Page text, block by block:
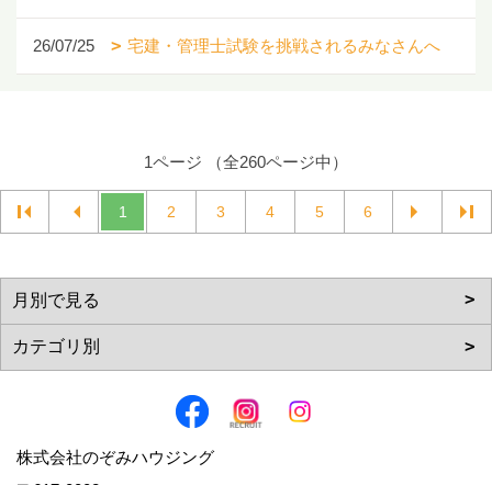
26/07/25 宅建・管理士試験を挑戦されるみなさんへ
1ページ （全260ページ中）
1 2 3 4 5 6
株式会社のぞみハウジング